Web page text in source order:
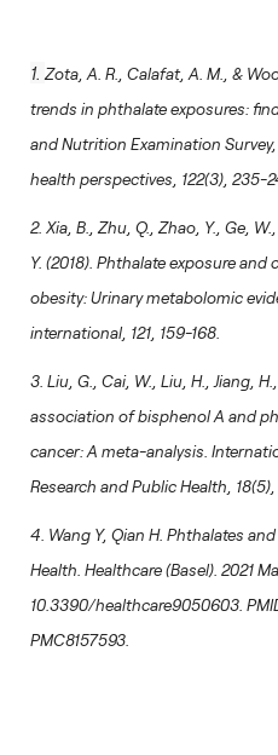
1. Zota, A. R., Calafat, A. M., &
trends in phthalate exposures:
and Nutrition Examination Survey,
health perspectives, 122(3), 235-
2. Xia, B., Zhu, Q., Zhao, Y., Ge,
Y. (2018). Phthalate exposure
obesity: Urinary metabolomic
international, 121, 159-168.
3. Liu, G., Cai, W., Liu, H., Jiang,
association of bisphenol A and
cancer: A meta-analysis.
Research and Public Health,
4. Wang Y, Qian H. Phthalates
Health. Healthcare (Basel). 2021
10.3390/healthcare9050603.
PMC8157593.